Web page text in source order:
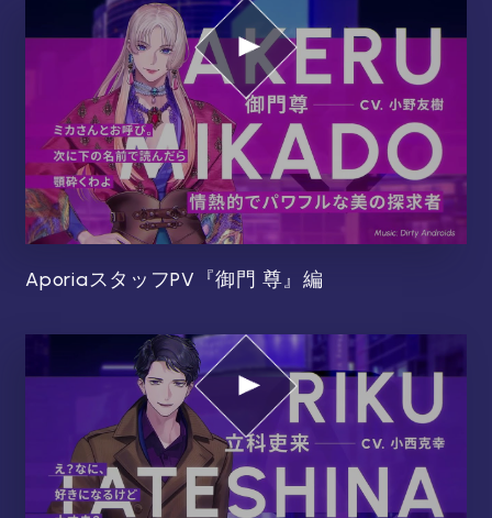
AporiaスタッフPV『御門 尊』編